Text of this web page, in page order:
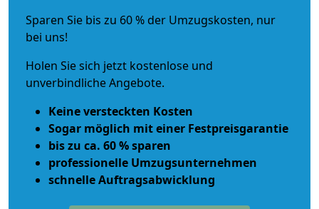
Sparen Sie bis zu 60 % der Umzugskosten, nur
bei uns!
Holen Sie sich jetzt kostenlose und
unverbindliche Angebote.
Keine versteckten Kosten
Sogar möglich mit einer Festpreisgarantie
bis zu ca. 60 % sparen
professionelle Umzugsunternehmen
schnelle Auftragsabwicklung